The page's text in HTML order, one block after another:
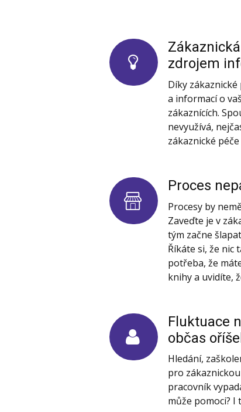
zdrojem
Díky
a informací o
zákaznících.
nevyužívá,
zákaznické
Proces
Procesy by
Zaveďte je v
tým začne
Říkáte si, že nic
potřeba, že
knihy a uvidíte,
Fluktuace
občas
Hledání,
pro
pracovník
může pomoci?